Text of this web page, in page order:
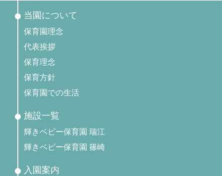
当園について
保育園理念
代表挨拶
保育理念
保育方針
保育園での生活
施設一覧
輝きベビー保育園 瑞江
輝きベビー保育園 篠崎
入園案内